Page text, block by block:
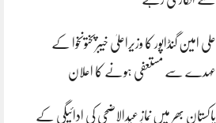
علی امین گنڈاپور کا وزیراعلیٰ خیبرپختونخوا کے
عہدے سے مستعفی ہونے کا اعلان
پاکستان بھر میں نمازِ عیدالاضحی کی ادائیگی کے